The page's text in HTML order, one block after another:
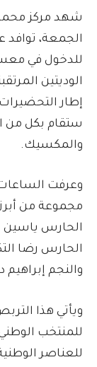
شهد مركز محمد
الجمعة، توافد
للدخول في
الوديتين
إطار
ستقام بكل من
والمكسيك.
وعرفت الساعات
مجموعة من
الحارس ياسين
الحارس رضا
والنجم
ويأتي هذا
للمنتخب الوطني
للعناصر